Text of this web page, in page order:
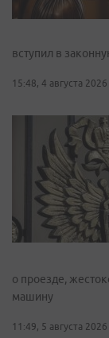
вступил в
15:48, 4 августа 2026
о проезде,
машину
11:49, 5 августа 2026